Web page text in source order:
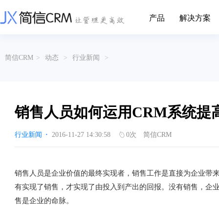
产品
营销云
从营销获客到商机转化的全流程管理
渠道云
融合分公司、经销商、总部伙伴管理
涵盖多种售前/后服务元素功能和接入
涵盖多种售前/后服务元素功能和接入
解决方案
挖现有客户价值以及开发更多新...
的现代化管理
传媒企业自身由于数字化传媒的发
展，对其内部控制建设和完善也是...
进装修行业往
互联网等相关信息技术的发展是支撑
互联网金融模式发展的基石，给...
通过数字化方
享受个性化的
帮助文档
以CRM产品为基础的功能点
关于简信
简信CRM > 动态 > 行业新闻 >
销售人员如何运用CRM系统提
行业新闻 · 2016-11-27 14:30:58 0次 简信CRM
销售人员是企业价值的最终实现者，销售工作是直接为企业带
有实现了销售，才实现了由投入到产出的回报。没有销售，企
售是企业的命脉。